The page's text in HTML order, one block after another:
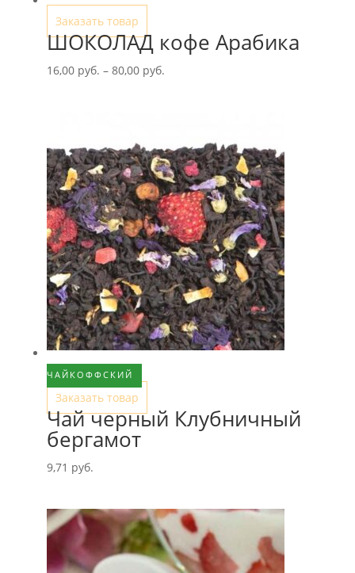
Заказать товар
ШОКОЛАД кофе Арабика
16,00 руб. – 80,00 руб.Диапазон
80,00 руб.
ЧАЙКОФФСКИЙ
Заказать товар
Чай черный Клубничный
бергамот
9,71 руб.